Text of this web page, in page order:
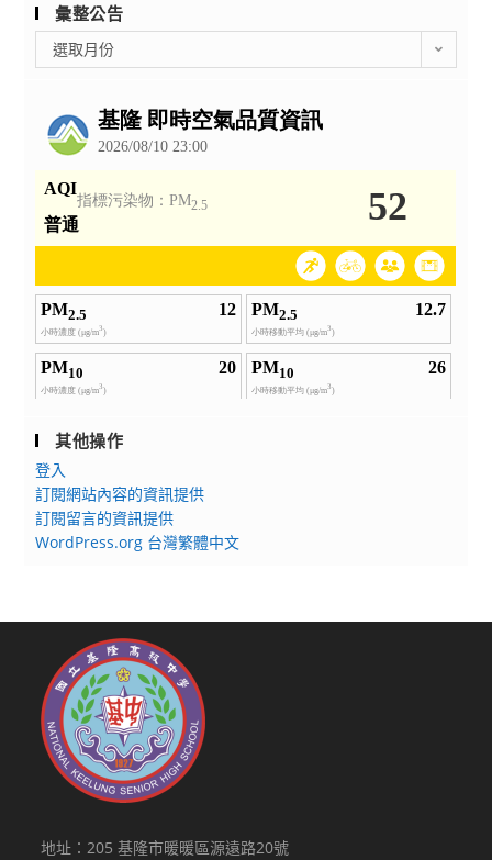
彙整公告
整
選取月份
其他操作
登入
訂閱網站內容的資訊提供
訂閱留言的資訊提供
WordPress.org 台灣繁體中文
地址：205 基隆市暖暖區源遠路20號